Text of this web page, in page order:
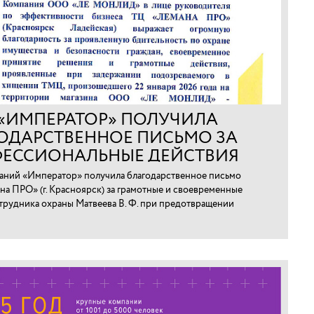
ПОЛУЧИЛА
ПИСЬМО ЗА
ДЕЙСТВИЯ
В КРАСНОЯРСКЕ
«Император» получила благодарственное письмо
ПРО» (г. Красноярск) за грамотные и своевременные
охраны Матвеева В. Ф. при предотвращении